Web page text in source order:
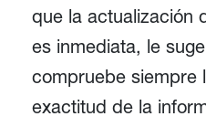
que la actualización
es inmediata, le
compruebe siempre
exactitud de la